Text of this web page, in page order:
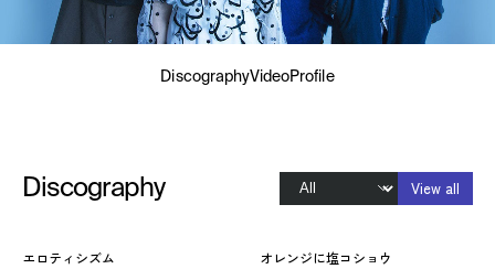
DiscographyVideoProfile
Discography View all
エロティシズム オレンジに塩コショウ